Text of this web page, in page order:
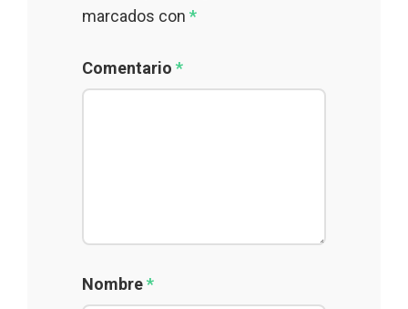
marcados con *
Comentario *
Nombre*